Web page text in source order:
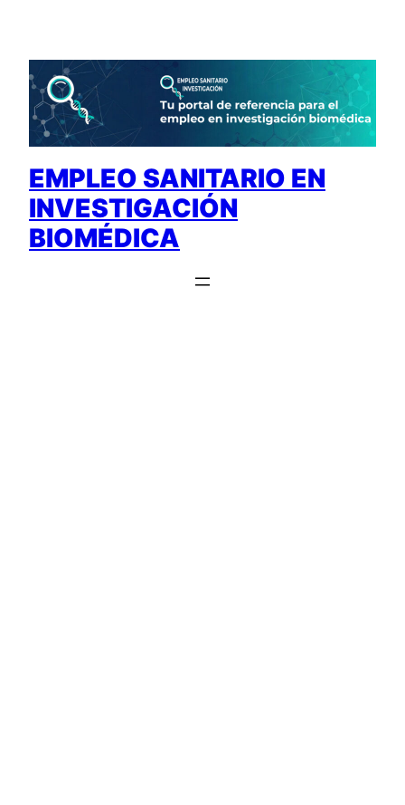
contenido
EMPLEO SANITARIO EN
INVESTIGACIÓN
BIOMÉDICA